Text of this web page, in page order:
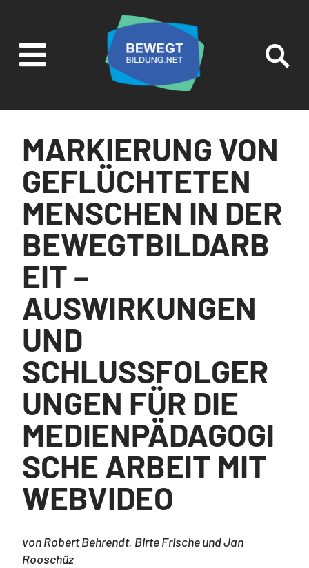
MARKIERUNG VON
GEFLÜCHTETEN
MENSCHEN IN DER
BEWEGTBILDARB
EIT –
AUSWIRKUNGEN
UND
SCHLUSSFOLGER
UNGEN FÜR DIE
MEDIENPÄDAGOGI
SCHE ARBEIT MIT
WEBVIDEO
von Robert Behrendt, Birte Frische und Jan
Rooschüz
SUCHEN UND
FILTERN